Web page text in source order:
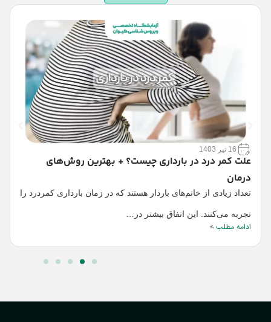
16 تیر 1403
علت کمر درد در بارداری چیست؟ + بهترین روش‌های
درمان
تعداد زیادی از خانم‌های باردار هستند که در زمان بارداری کمردرد را
تجربه می‌کنند. این اتفاق بیشتر در…
ادامه مطلب